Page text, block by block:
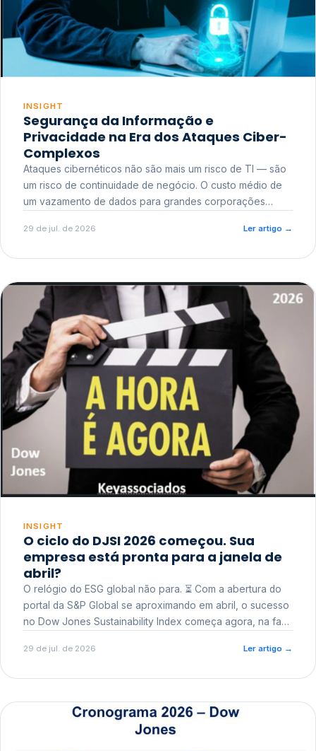
INSIGHT
Segurança da Informação e
Privacidade na Era dos Ataques Ciber-
Complexos
Ataques cibernéticos não são mais um risco de TI — são
um risco de continuidade de negócio. O custo médio de
um vazamento de dados para grandes corporações
reputacional e o risco regulatório junto a órgãos como a
29 de jul. de 2026 Ler artigo →
INSIGHT
O ciclo do DJSI 2026 começou. Sua
empresa está pronta para a janela de
abril?
O relógio do ESG global não para. ⏳ Com a abertura do
portal da S&P Global se aproximando em abril, o sucesso
no Dow Jones Sustainability Index começa agora, na fase
29 de jul. de 2026 Ler artigo →